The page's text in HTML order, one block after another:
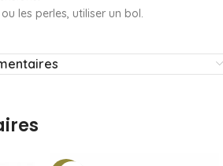
les perles, utiliser un bol.